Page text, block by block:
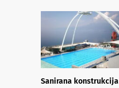
Sanirana konstrukcija